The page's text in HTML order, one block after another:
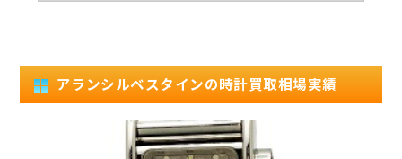
アランシルベスタインの時計買取相場実績